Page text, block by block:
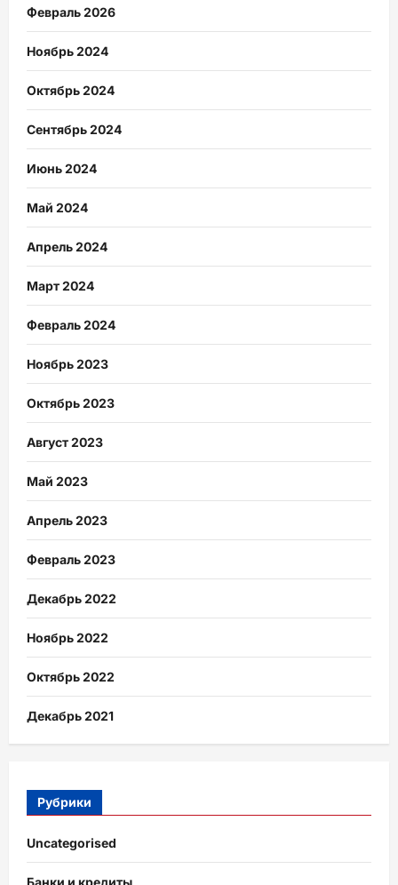
Февраль 2026
Ноябрь 2024
Октябрь 2024
Сентябрь 2024
Июнь 2024
Май 2024
Апрель 2024
Март 2024
Февраль 2024
Ноябрь 2023
Октябрь 2023
Август 2023
Май 2023
Апрель 2023
Февраль 2023
Декабрь 2022
Ноябрь 2022
Октябрь 2022
Декабрь 2021
Рубрики
Uncategorised
Банки и кредиты